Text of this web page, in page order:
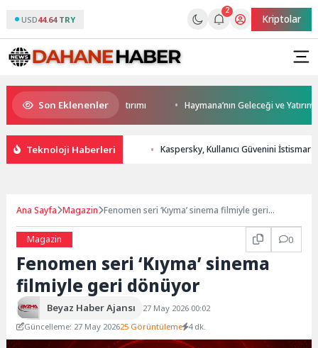
USD44.64 TRY
2
Kriptolar
Son Eklenenler
modern ulaşım yatırımı Haymana’nın Geleceği ve Yatırım
Teknoloji Haberleri Kaspersky, Kullanıcı Güvenini İstismar
Ana Sayfa Magazin Fenomen seri ‘Kıyma’ sinema filmiyle geri
Magazin
0
Fenomen seri ‘Kıyma’ sinema
filmiyle geri dönüyor
Beyaz Haber Ajansı
27 May 2026 00:02
Güncelleme: 27 May 202625 Görüntüleme 4 dk.